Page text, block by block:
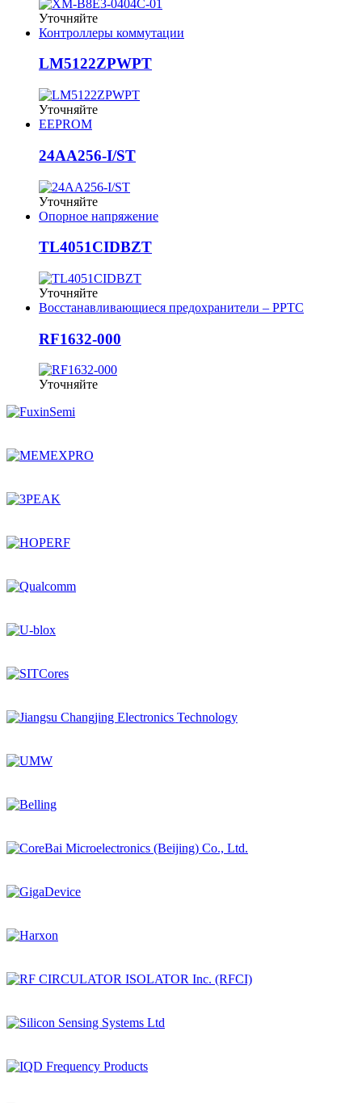
Уточняйте
Контроллеры коммутации
LM5122ZPWPT
Уточняйте
EEPROM
24AA256-I/ST
Уточняйте
Опорное напряжение
TL4051CIDBZT
Уточняйте
Восстанавливающиеся предохранители – PPTC
RF1632-000
Уточняйте